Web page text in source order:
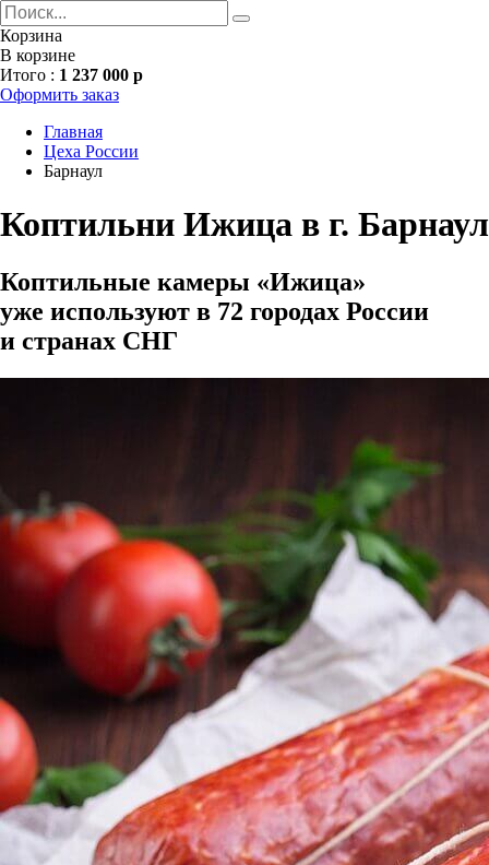
Корзина
В корзине
Итого : 1 237 000 р
Оформить заказ
Главная
Цеха России
Барнаул
Коптильни Ижица в г. Барнаул
Коптильные камеры «Ижица»
уже используют в 72 городах России
и странах СНГ